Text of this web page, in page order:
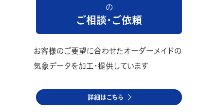
の
ご相談・ご依頼
お客様のご要望に合わせたオーダーメイドの
気象データを加工・提供しています
詳細はこちら